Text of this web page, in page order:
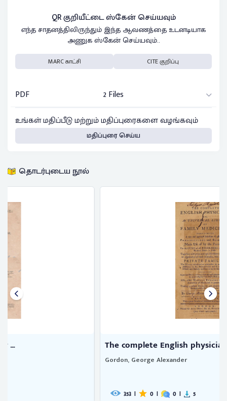
QR குறியீட்டை ஸ்கேன் செய்யவும்
எந்த சாதனத்திலிருந்தும் இந்த ஆவணத்தை உடனடியாக
அணுக ஸ்கேன் செய்யவும்..
MARC காட்சி CITE குறிப்பு
PDF
2 Files
உங்கள் மதிப்பீடு மற்றும் மதிப்புரைகளை வழங்கவும்
மதிப்புரை செய்ய
தொடர்புடைய நூல்
The complete English physician ...